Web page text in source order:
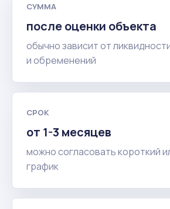
СУММА
после оценки объекта
обычно зависит от
и обременений
СРОК
от 1-3 месяцев
можно согласовать короткий
график